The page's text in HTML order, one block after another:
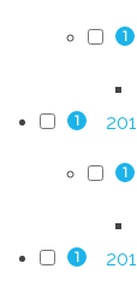
1
1
1
1